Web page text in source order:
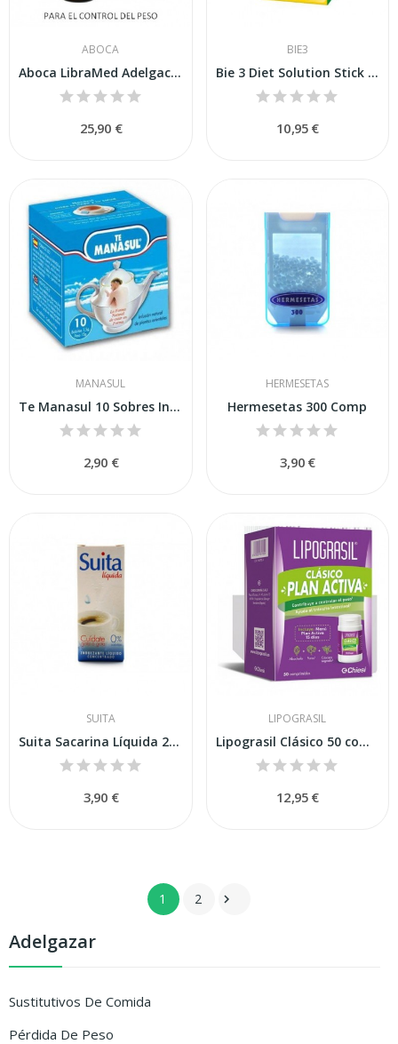
Adelgazar
Sustitutivos De Comida
Pérdida De Peso
ABOCA
Aboca LibraMed Adelgacción 84 Comprimidos
25,90 €
BIE3
Bie 3 Diet Solution Stick Soluble 24 Sticks
10,95 €
MANASUL
Te Manasul 10 Sobres Infusion
2,90 €
HERMESETAS
Hermesetas 300 Comp
3,90 €
SUITA
Suita Sacarina Líquida 24ml
3,90 €
LIPOGRASIL
Lipograsil Clásico 50 comprimidos
12,95 €
1 2 